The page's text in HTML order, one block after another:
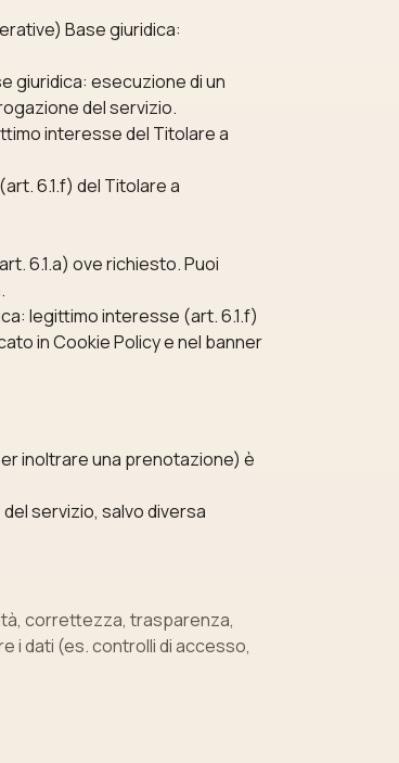
Base giuridica:
giuridica: esecuzione di un
del servizio.
interesse del Titolare a
6.1.f) del Titolare a
6.1.a) ove richiesto. Puoi
legittimo interesse (art. 6.1.f)
in Cookie Policy e nel banner
inoltrare una prenotazione) è
servizio, salvo diversa
correttezza, trasparenza,
i dati (es. controlli di accesso,